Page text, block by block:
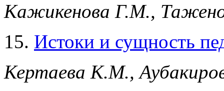
Кажикенова Г.М.,
15. Истоки и сущность
Кертаева К.М.,